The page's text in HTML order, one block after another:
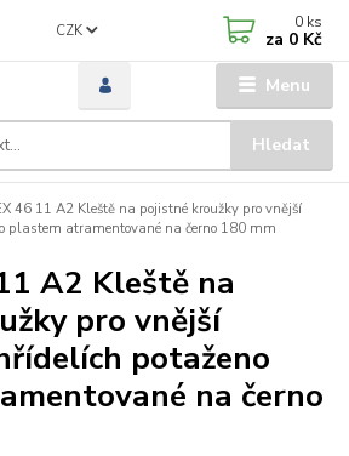
Menu
CZK
Hledat
0 ks
za 0 Kč
46 11 A2 Kleště na pojistné kroužky pro vnější
plastem atramentované na černo 180 mm
A2 Kleště na
pro vnější
potaženo
na černo